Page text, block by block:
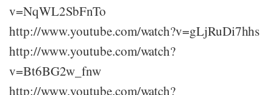
v=NqWL2SbFnTo
http://www.youtube.com/watch?v=gLjRuDi7hhs
http://www.youtube.com/watch?
v=Bt6BG2w_fnw
http://www.youtube.com/watch?